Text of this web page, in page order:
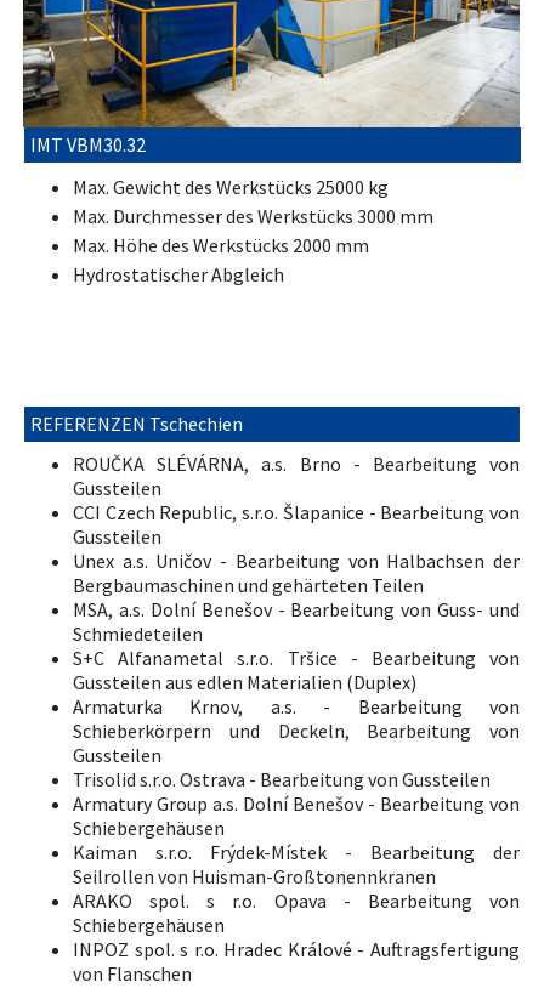
IMT VBM30.32
Max. Gewicht des Werkstücks 25000 kg
Max. Durchmesser des Werkstücks 3000 mm
Max. Höhe des Werkstücks 2000 mm
Hydrostatischer Abgleich
REFERENZEN Tschechien
ROUČKA SLÉVÁRNA, a.s. Brno - Bearbeitung von
Gussteilen
CCI Czech Republic, s.r.o. Šlapanice - Bearbeitung von
Gussteilen
Unex a.s. Uničov - Bearbeitung von Halbachsen der
Bergbaumaschinen und gehärteten Teilen
MSA, a.s. Dolní Benešov - Bearbeitung von Guss- und
Schmiedeteilen
S+C Alfanametal s.r.o. Tršice - Bearbeitung von
Gussteilen aus edlen Materialien (Duplex)
Armaturka Krnov, a.s. - Bearbeitung von
Schieberkörpern und Deckeln, Bearbeitung von
Gussteilen
Trisolid s.r.o. Ostrava - Bearbeitung von Gussteilen
Armatury Group a.s. Dolní Benešov - Bearbeitung von
Schiebergehäusen
Kaiman s.r.o. Frýdek-Místek - Bearbeitung der
Seilrollen von Huisman-Großtonennkranen
ARAKO spol. s r.o. Opava - Bearbeitung von
Schiebergehäusen
INPOZ spol. s r.o. Hradec Králové - Auftragsfertigung
von Flanschen